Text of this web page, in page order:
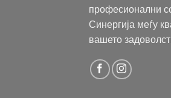
професионални
Синергија меѓу
вашето